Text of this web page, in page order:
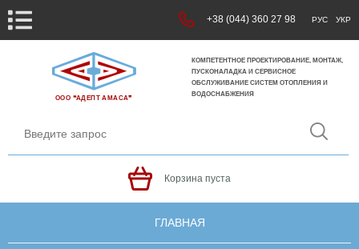
+38 (044) 360 27 98 РУС УКР
ООО ❝АДЕПТ АМАСА❞
КОМПЕТЕНТНОЕ ПРОЕКТИРОВАНИЕ, МОНТАЖ,
ПУСКОНАЛАДКА И СЕРВИСНОЕ
ОБСЛУЖИВАНИЕ СИСТЕМ ОТОПЛЕНИЯ И
ВОДОСНАБЖЕНИЯ
Корзина пуста
ГЛАВНАЯ